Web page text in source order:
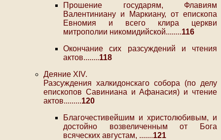
Прошение государям, Флавиям
Валентиниану и Маркиану, от епископа
Евномия и всего клира церкви
митрополии никомидийской........116
Окончание сих разсуждений и чтения
актов........118
Деяние XIV.
Разсуждения халкидонскаго собора (по делу
епископов Савиниана и Афанасия) и чтение
актов.........120
Благочестивейшим и христолюбивым, и
достойно возвеличенным от Бога
всяческих августам, .......121